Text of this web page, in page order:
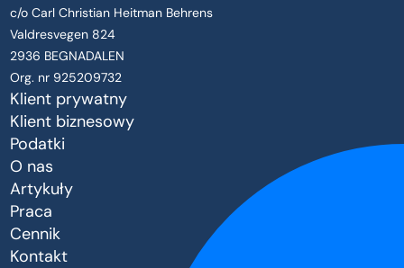
c/o Carl Christian Heitman Behrens
Valdresvegen 824
2936 BEGNADALEN
Org. nr 925209732
Klient prywatny
Klient biznesowy
Podatki
O nas
Artykuły
Praca
Cennik
Kontakt